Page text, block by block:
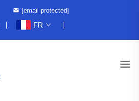
[email protected]
FR